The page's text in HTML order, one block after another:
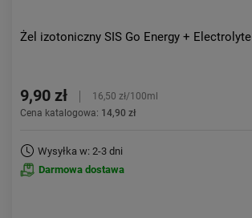
Żel izotoniczny SIS Go Energy + Electrolyte
9,90 zł
16,50 zł/100ml
Cena katalogowa: 14,90 zł
Wysyłka w: 2-3 dni
Darmowa dostawa